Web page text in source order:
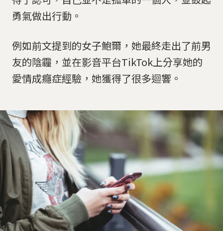
勇氣做出行動。
例如前文提到的女子鮑爾，她最終走出了前男
友的陰霾，並在影音平台TikTok上分享她的
愛情成癮症經驗，她獲得了很多迴響。